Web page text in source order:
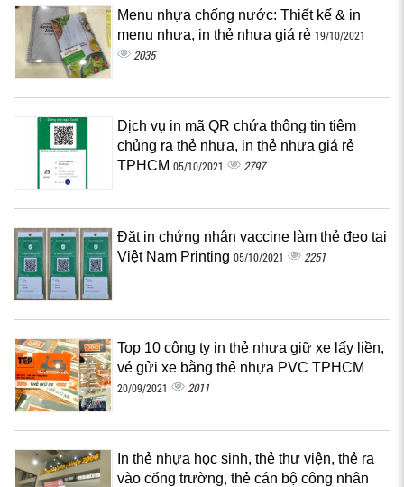
Menu nhựa chống nước: Thiết kế & in
menu nhựa, in thẻ nhựa giá rẻ 19/10/2021
2035
Dịch vụ in mã QR chứa thông tin tiêm
chủng ra thẻ nhựa, in thẻ nhựa giá rẻ
TPHCM 05/10/2021 2797
Đặt in chứng nhận vaccine làm thẻ đeo tại
Việt Nam Printing 05/10/2021 2251
Top 10 công ty in thẻ nhựa giữ xe lấy liền,
vé gửi xe bằng thẻ nhựa PVC TPHCM
20/09/2021 2011
In thẻ nhựa học sinh, thẻ thư viện, thẻ ra
vào cổng trường, thẻ cán bộ công nhân